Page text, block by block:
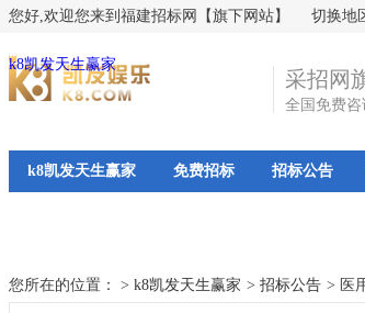
您好,欢迎您来到福建招标网【旗下网站】 切换地
k8凯发天生赢家
采招网
全国免费咨
k8凯发天生赢家 免费招标 招标公告
您所在的位置： > k8凯发天生赢家 > 招标公告 > 医